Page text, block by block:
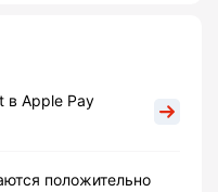
в Apple Pay
положительно